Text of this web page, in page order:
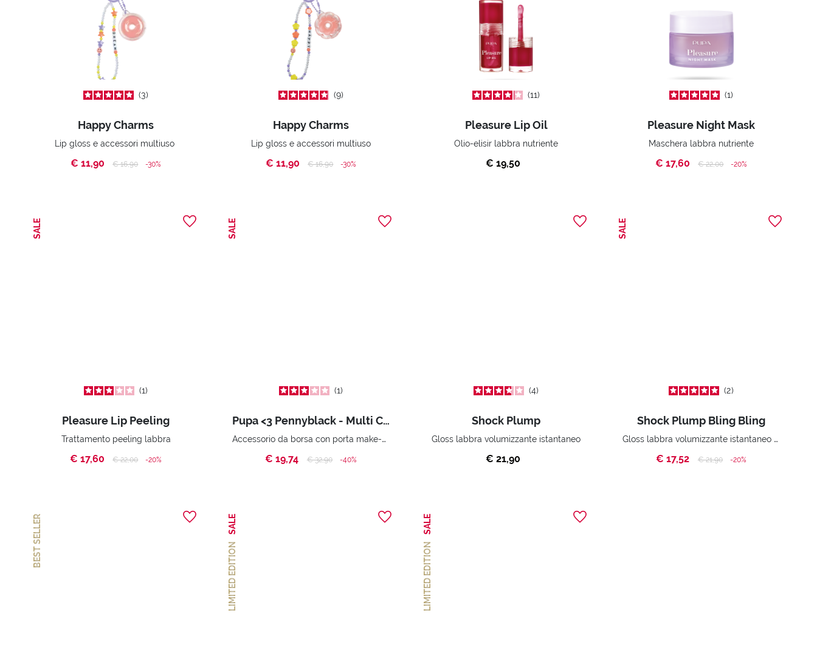
3
Happy Charms
Lip gloss e accessori multiuso
€ 11,90 Price reduced from
€ 16,90to -30%
9
Happy Charms
Lip gloss e accessori multiuso
€ 11,90 Price reduced from
€ 16,90to -30%
11
Pleasure Lip Oil
Olio-elisir labbra nutriente
€ 19,50
1
Pleasure Night Mask
Maschera labbra nutriente
€ 17,60 Price reduced from
€ 22,00to -20%
SALE
1
Pleasure Lip Peeling
Trattamento peeling labbra
€ 17,60 Price reduced from
€ 22,00to -20%
SALE
1
Pupa <3 Pennyblack - Multi Charms + Gloss
Accessorio da borsa con porta make-up + Gloss labbra super brillante
€ 19,74
Price reduced from
€ 32,90to -40%
4
Shock Plump
Gloss labbra volumizzante istantaneo
€ 21,90
SALE
2
Shock Plump Bling Bling
Gloss labbra volumizzante istantaneo Effetto Scintillante
€ 17,52
Price reduced from
€ 21,90to -20%
BEST SELLER LIMITED EDITION
SALE
LIMITED EDITION
SALE